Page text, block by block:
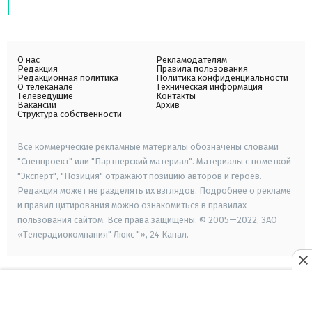
О нас
Редакция
Редакционная политика
О телеканале
Телеведущие
Вакансии
Структура собственности
Рекламодателям
Правила пользования
Политика конфиденциальности
Техническая информация
Контакты
Архив
Все коммерческие рекламные материалы обозначены словами
"Спецпроект" или "Партнерский материал". Материалы с пометкой
"Эксперт", "Позиция" отражают позицию авторов и героев.
Редакция может не разделять их взглядов. Подробнее о рекламе
и правил цитирования можно ознакомиться в правилах
пользования сайтом. Все права защищены. © 2005—2022, ЗАО
«Телерадиокомпания" Люкс "», 24 Канал.